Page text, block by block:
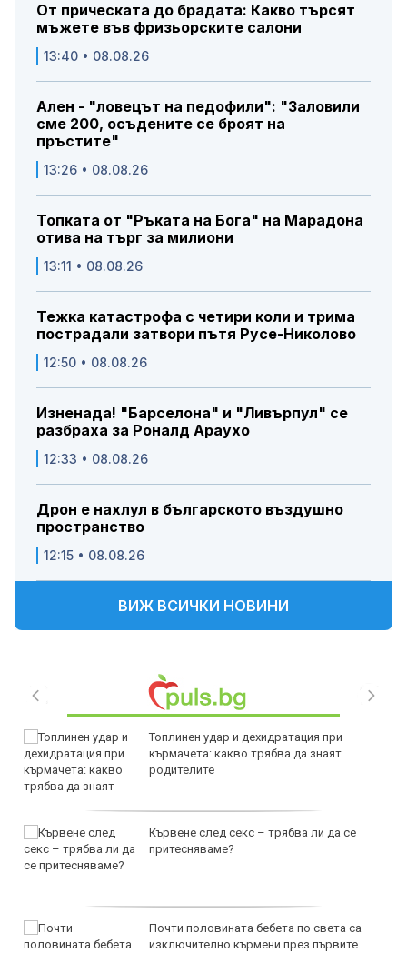
От прическата до брадата: Какво търсят
мъжете във фризьорските салони
13:40 • 08.08.26
Ален - "ловецът на педофили": "Заловили
сме 200, осъдените се броят на
пръстите"
13:26 • 08.08.26
Топката от "Ръката на Бога" на Марадона
отива на търг за милиони
13:11 • 08.08.26
Тежка катастрофа с четири коли и трима
пострадали затвори пътя Русе-Николово
12:50 • 08.08.26
Изненада! "Барселона" и "Ливърпул" се
разбраха за Роналд Араухо
12:33 • 08.08.26
Дрон е нахлул в българското въздушно
пространство
12:15 • 08.08.26
ВИЖ ВСИЧКИ НОВИНИ
Топлинен удар и дехидратация при
кърмачета: какво трябва да знаят
родителите
Кървене след секс – трябва ли да се
притесняваме?
Почти половината бебета по света са
изключително кърмени през първите